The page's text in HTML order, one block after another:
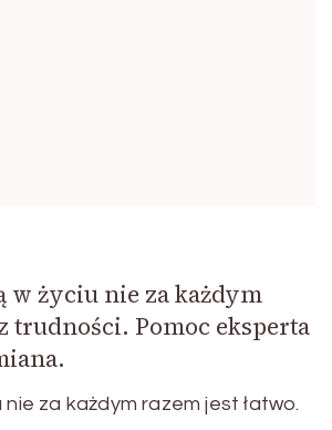
w życiu nie za każdym
trudności. Pomoc eksperta
za każdym razem jest łatwo.